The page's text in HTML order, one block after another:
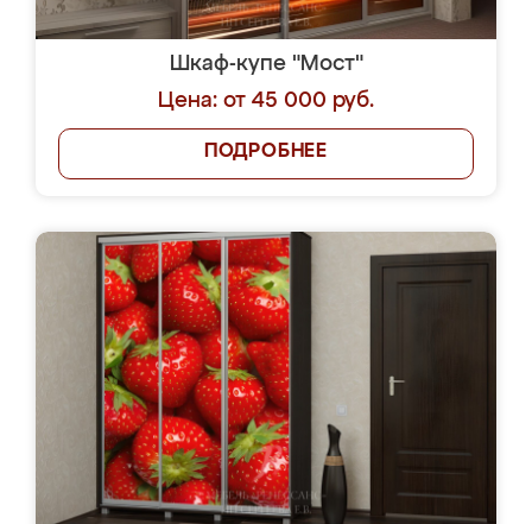
Шкаф-купе "Мост"
Цена: от 45 000 руб.
ПОДРОБНЕЕ